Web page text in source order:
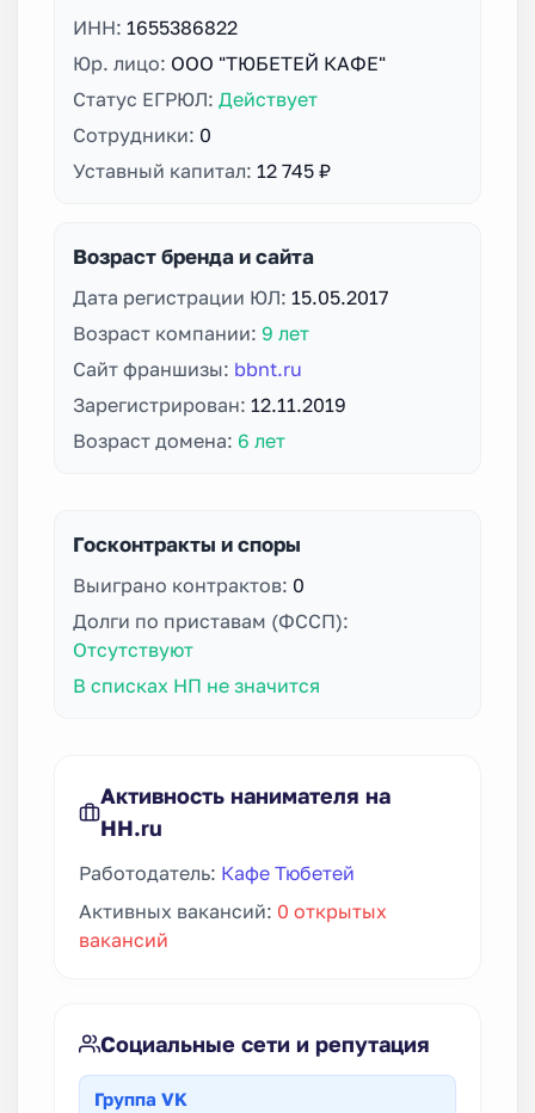
ИНН: 1655386822
Юр. лицо: ООО "ТЮБЕТЕЙ КАФЕ"
Статус ЕГРЮЛ: Действует
Сотрудники: 0
Уставный капитал: 12 745 ₽
Возраст бренда и сайта
Дата регистрации ЮЛ: 15.05.2017
Возраст компании: 9 лет
Сайт франшизы: bbnt.ru
Зарегистрирован: 12.11.2019
Возраст домена: 6 лет
Госконтракты и споры
Выиграно контрактов: 0
Долги по приставам (ФССП):
Отсутствуют
В списках НП не значится
Активность нанимателя на
HH.ru
Работодатель: Кафе Тюбетей
Активных вакансий: 0 открытых
вакансий
Социальные сети и репутация
Группа VK